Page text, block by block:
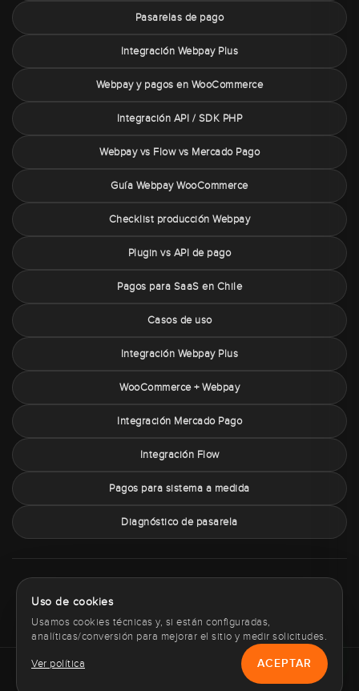
Pasarelas de pago
Integración Webpay Plus
Webpay y pagos en WooCommerce
Integración API / SDK PHP
Webpay vs Flow vs Mercado Pago
Guía Webpay WooCommerce
Checklist producción Webpay
Plugin vs API de pago
Pagos para SaaS en Chile
Casos de uso
Integración Webpay Plus
WooCommerce + Webpay
Integración Mercado Pago
Integración Flow
Pagos para sistema a medida
Diagnóstico de pasarela
Política de cookies
Copyright © 2012 - 2026 PaymentChile.cl. Todos los derechos
Uso de cookies
Usamos cookies técnicas y, si están configuradas,
analíticas/conversión para mejorar el sitio y medir solicitudes.
Ver política ACEPTAR